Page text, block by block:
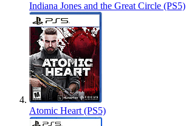
Indiana Jones and the Great Circle (PS5)
Atomic Heart (PS5)